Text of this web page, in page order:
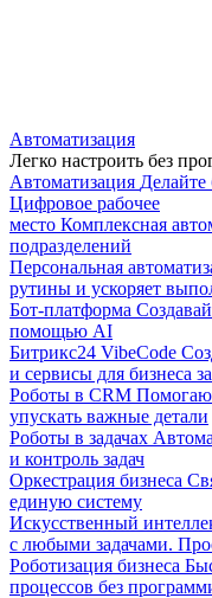
Автоматизация
Легко настроить без
Автоматизация
Цифровое рабочее
место Комплексная
подразделений
Персональная
рутины и ускоряет
Бот-платформа
помощью AI
Битрикс24 VibeCode
и сервисы для бизнеса
Роботы в CRM
упускать важные детали
Роботы в задачах
и контроль задач
Оркестрация бизнеса
единую систему
Искусственный
с любыми задачами.
Роботизация бизнеса
процессов без